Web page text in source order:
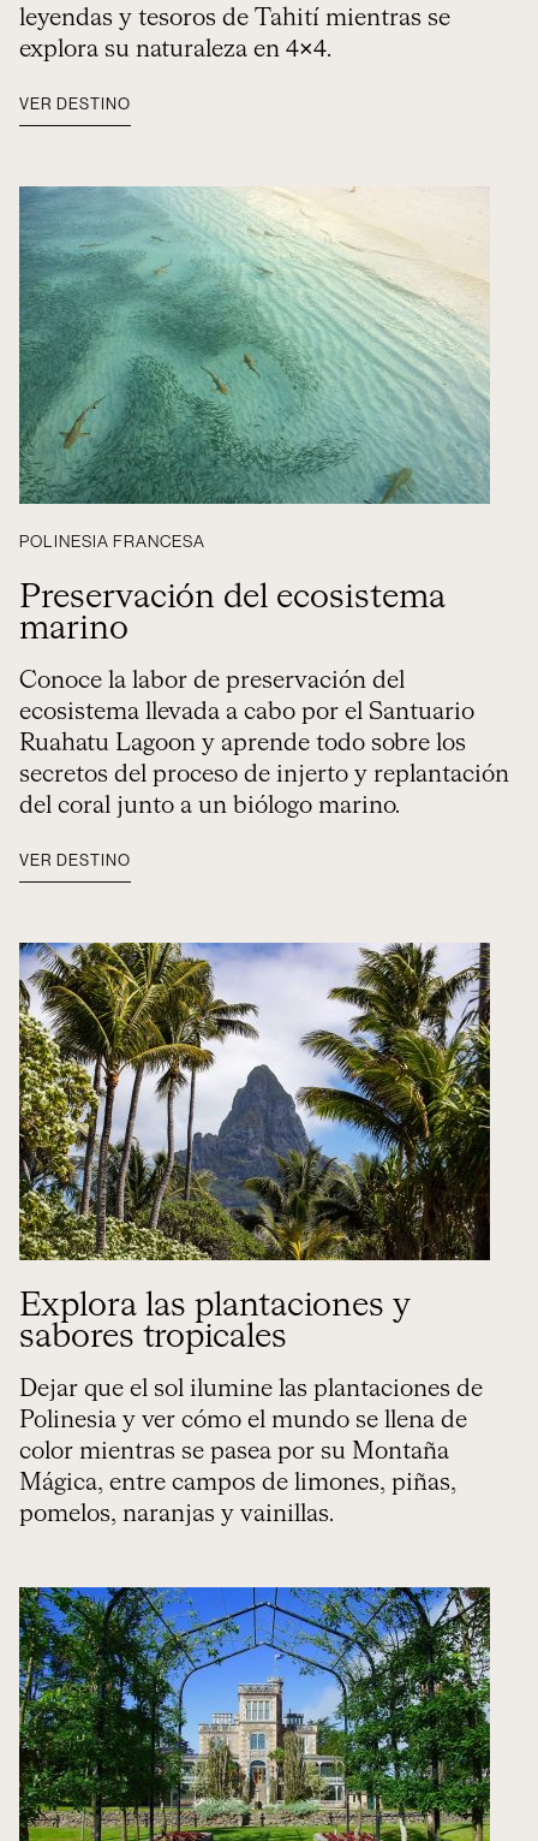
leyendas y tesoros de Tahití mientras se
explora su naturaleza en 4×4.
VER DESTINO
POLINESIA FRANCESA
Preservación del ecosistema
marino
Conoce la labor de preservación del
ecosistema llevada a cabo por el Santuario
Ruahatu Lagoon y aprende todo sobre los
secretos del proceso de injerto y replantación
del coral junto a un biólogo marino.
VER DESTINO
Explora las plantaciones y
sabores tropicales
Dejar que el sol ilumine las plantaciones de
Polinesia y ver cómo el mundo se llena de
color mientras se pasea por su Montaña
Mágica, entre campos de limones, piñas,
pomelos, naranjas y vainillas.